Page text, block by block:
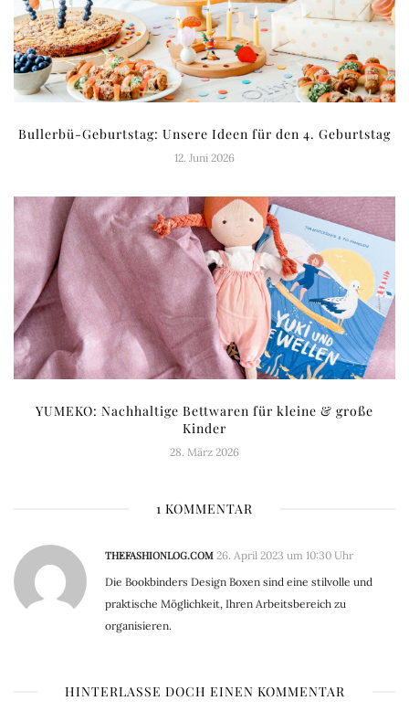
Bullerbü-Geburtstag: Unsere Ideen für den 4. Geburtstag
12. Juni 2026
YUMEKO: Nachhaltige Bettwaren für kleine & große
Kinder
28. März 2026
1 KOMMENTAR
THEFASHIONLOG.COM 26. April 2023 um 10:30 Uhr
Die Bookbinders Design Boxen sind eine stilvolle und
praktische Möglichkeit, Ihren Arbeitsbereich zu
organisieren.
HINTERLASSE DOCH EINEN KOMMENTAR